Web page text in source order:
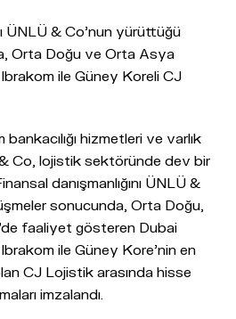
ÜNLÜ & Co’nun yürüttüğü
Orta Doğu ve Orta Asya
ile Güney Koreli CJ
bankacılığı hizmetleri ve varlık
Co, lojistik sektöründe dev bir
danışmanlığını ÜNLÜ &
sonucunda, Orta Doğu,
faaliyet gösteren Dubai
ile Güney Kore’nin en
CJ Lojistik arasında hisse
imzalandı.